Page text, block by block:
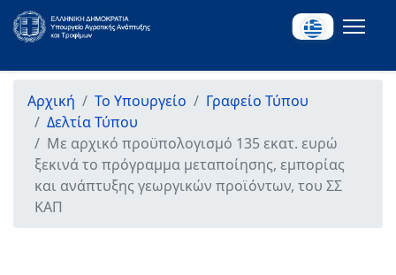
Αρχική Το Υπουργείο
Γραφείο Τύπου
Δελτία Τύπου
Με αρχικό προϋπολογισμό 135 εκατ. ευρώ
ξεκινά το πρόγραμμα μεταποίησης, εμπορίας
και ανάπτυξης γεωργικών προϊόντων, του ΣΣ
ΚΑΠ